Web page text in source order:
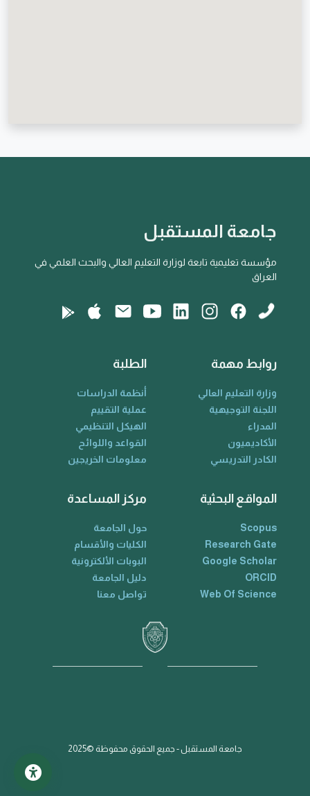
جامعة المستقبل
مؤسسة تعليمية تابعة لوزارة التعليم العالي والبحث العلمي في
العراق
روابط مهمة
وزارة التعليم العالي
اللجنة التوجيهية
المدراء
الأكاديميون
الكادر التدريسي
الطلبة
أنظمة الدراسات
عملية التقييم
الهيكل التنظيمي
القواعد واللوائح
معلومات الخريجين
المواقع البحثية
Scopus
Research Gate
Google Scholar
ORCID
Web Of Science
مركز المساعدة
حول الجامعة
الكليات والأقسام
البوبات الألكترونية
دليل الجامعة
تواصل معنا
جامعة المستقبل - جميع الحقوق محفوظة ©2025